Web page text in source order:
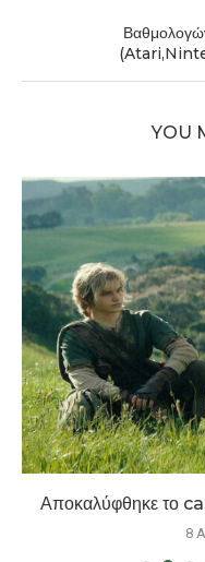
YOU
Αποκαλύφθηκε το
8